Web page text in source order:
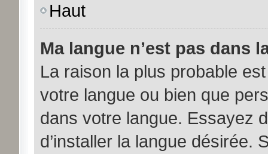
Haut
Ma langue n’est pas dans
La raison la plus probable
votre langue ou bien que
dans votre langue. Essayez
d’installer la langue désirée.